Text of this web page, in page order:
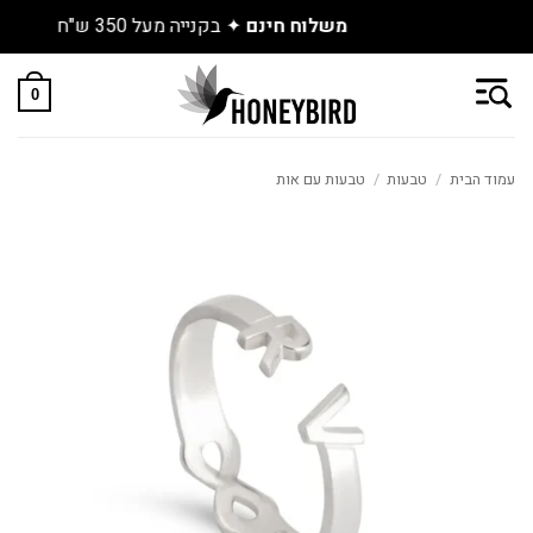
גלו את התכשיטים החדשים שנחתו באתר
0
עמוד הבית / טבעות / טבעות עם אות